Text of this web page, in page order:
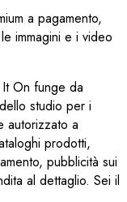
a pagamento,
immagini e i video
On funge da
studio per i
autorizzato a
prodotti,
pubblicità sui
al dettaglio. Sei il